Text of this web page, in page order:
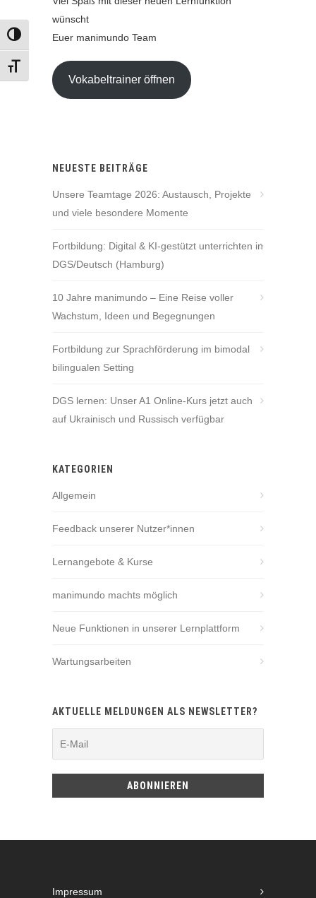
UMSCHALTEN AUF HOHE KONTRASTE
SCHRIFT VERGRÖSSERN
wünscht
Euer manimundo Team
Vokabeltrainer öffnen
NEUESTE BEITRÄGE
Unsere Teamtage 2026: Austausch, Projekte
und viele besondere Momente
Fortbildung: Digital & KI-gestützt unterrichten in
DGS/Deutsch (Hamburg)
10 Jahre manimundo – Eine Reise voller
Wachstum, Ideen und Begegnungen
Fortbildung zur Sprachförderung im bimodal
bilingualen Setting
DGS lernen: Unser A1 Online-Kurs jetzt auch
auf Ukrainisch und Russisch verfügbar
KATEGORIEN
Allgemein
Feedback unserer Nutzer*innen
Lernangebote & Kurse
manimundo machts möglich
Neue Funktionen in unserer Lernplattform
Wartungsarbeiten
AKTUELLE MELDUNGEN ALS NEWSLETTER?
Impressum